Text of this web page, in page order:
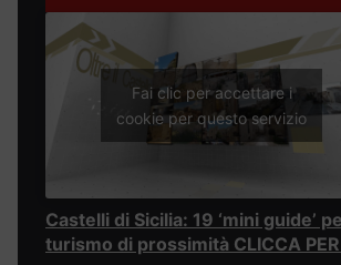
Fai clic per accettare i
cookie per questo servizio
Castelli di Sicilia: 19 ‘mini guide’
turismo di prossimità CLICCA PER